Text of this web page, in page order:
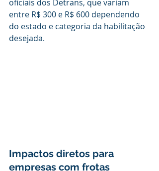
oficiais dos Detrans, que variam
entre R$ 300 e R$ 600 dependendo
do estado e categoria da habilitação
desejada.
Impactos diretos para
empresas com frotas